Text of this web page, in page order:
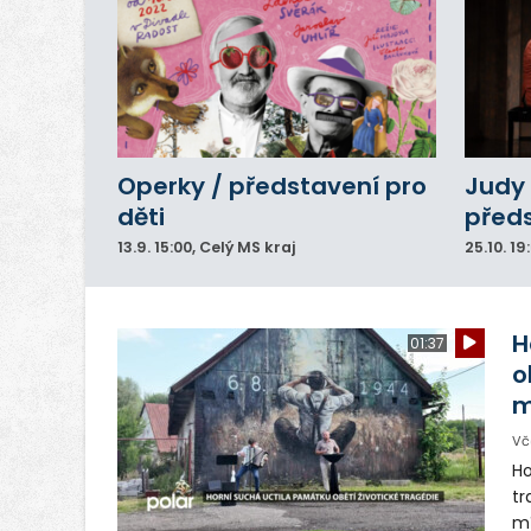
Operky / představení pro
děti
13.9.15:00, Celý MS kraj 25.10.
01:37